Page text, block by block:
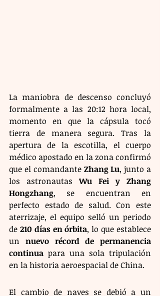
La maniobra de descenso concluyó
formalmente a las 20:12 hora local,
momento en que la cápsula tocó
tierra de manera segura. Tras la
apertura de la escotilla, el cuerpo
médico apostado en la zona confirmó
que el comandante Zhang Lu, junto a
los astronautas Wu Fei y Zhang
Hongzhang, se encuentran en
perfecto estado de salud. Con este
aterrizaje, el equipo selló un periodo
de 210 días en órbita, lo que establece
un nuevo récord de permanencia
continua para una sola tripulación
en la historia aeroespacial de China.
El cambio de naves se debió a un